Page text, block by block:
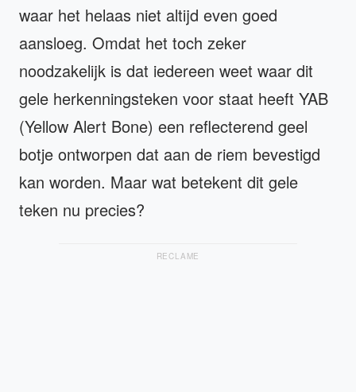
waar het helaas niet altijd even goed
aansloeg. Omdat het toch zeker
noodzakelijk is dat iedereen weet waar dit
gele herkenningsteken voor staat heeft YAB
(Yellow Alert Bone) een reflecterend geel
botje ontworpen dat aan de riem bevestigd
kan worden. Maar wat betekent dit gele
teken nu precies?
RECLAME